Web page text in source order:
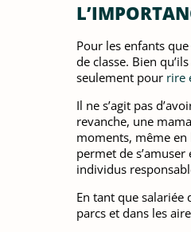
Pour les enfants
de classe. Bien
seulement pour rire
Il ne s’agit pas
revanche, une
moments, même en
permet de
individus
En tant que salariée
parcs et dans les